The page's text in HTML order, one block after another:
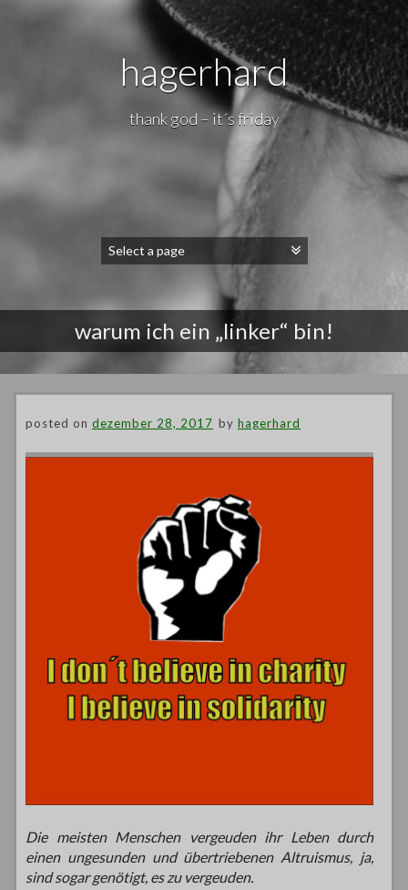
hagerhard
thank god – it´s friday
warum ich ein „linker“ bin!
posted on dezember 28, 2017 by hagerhard
Die meisten Menschen vergeuden ihr Leben durch
einen ungesunden und übertriebenen Altruismus, ja,
sind sogar genötigt, es zu vergeuden.